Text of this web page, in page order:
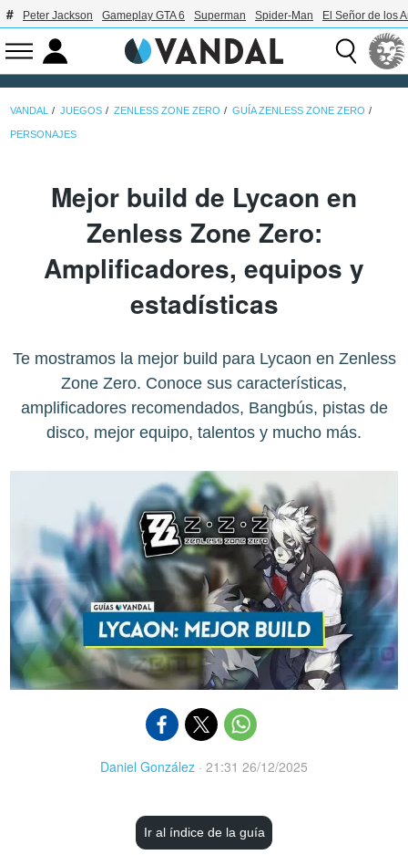
Peter Jackson Gameplay GTA 6 Superman Spider-Man El Señor de los
VANDAL JUEGOS ZENLESS ZONE ZERO GUÍA ZENLESS ZONE ZERO
PERSONAJES
Mejor build de Lycaon en
Zenless Zone Zero:
Amplificadores, equipos y
estadísticas
Te mostramos la mejor build para Lycaon en Zenless
Zone Zero. Conoce sus características,
amplificadores recomendados, Bangbús, pistas de
disco, mejor equipo, talentos y mucho más.
Daniel González · 21:31 26/12/2025
Ir al índice de la guía